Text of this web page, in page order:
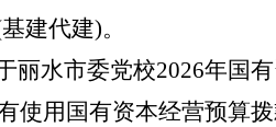
基建代建)。
丽水市委党校2026年国
使用国有资本经营预算